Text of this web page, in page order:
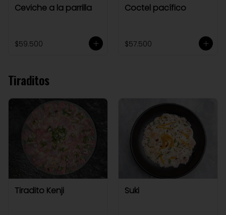
Ceviche a la parrilla
$59.500
Coctel pacífico
$57.500
Tiraditos
Tiradito Kenji Suki